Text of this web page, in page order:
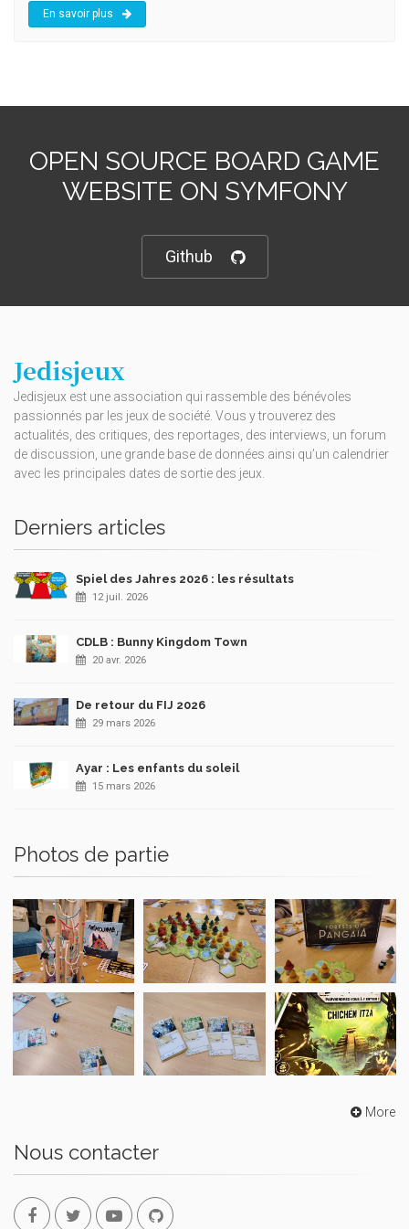
En savoir plus
OPEN SOURCE BOARD GAME
WEBSITE ON SYMFONY
Github
Jedisjeux
Jedisjeux est une association qui rassemble des bénévoles
passionnés par les jeux de société. Vous y trouverez des
actualités, des critiques, des reportages, des interviews, un forum
de discussion, une grande base de données ainsi qu’un calendrier
avec les principales dates de sortie des jeux.
Derniers articles
Spiel des Jahres 2026 : les résultats
12 juil. 2026
CDLB : Bunny Kingdom Town
20 avr. 2026
De retour du FIJ 2026
29 mars 2026
Ayar : Les enfants du soleil
15 mars 2026
Photos de partie
More
Nous contacter